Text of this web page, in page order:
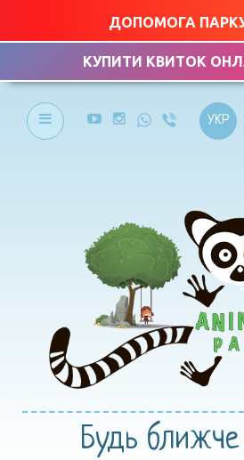
ДОПОМОГА
КУПИТИ КВИТОК
УКР
Будь